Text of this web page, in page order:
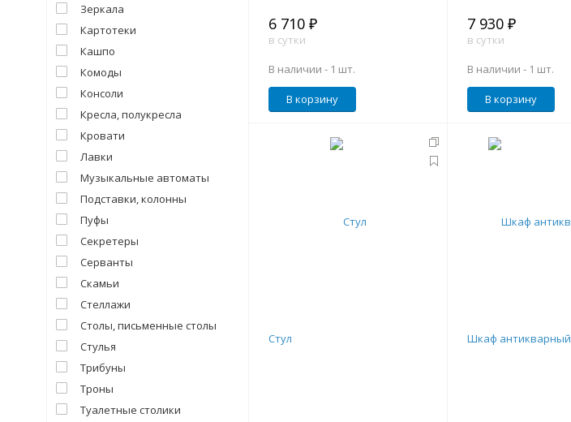
Зеркала
Картотеки
Кашпо
Комоды
Консоли
Кресла, полукресла
Кровати
Лавки
Музыкальные автоматы
Подставки, колонны
Пуфы
Секретеры
Серванты
Скамьи
Стеллажи
Столы, письменные столы
Стулья
Трибуны
Троны
Туалетные столики
6 710 ₽
в сутки
В наличии - 1 шт.
В корзину
7 930 ₽
в сутки
В наличии - 1 шт.
В корзину
Стул Шкаф антикварный